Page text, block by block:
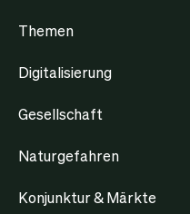
Themen
Digitalisierung
Gesellschaft
Naturgefahren
Konjunktur & Märkte